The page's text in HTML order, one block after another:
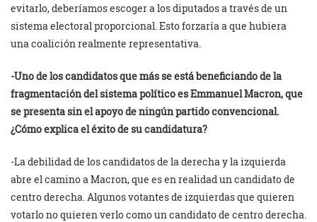
evitarlo, deberíamos escoger a los diputados a través de un
sistema electoral proporcional. Esto forzaría a que hubiera
una coalición realmente representativa.
-Uno de los candidatos que más se está beneficiando de la
fragmentación del sistema político es Emmanuel Macron, que
se presenta sin el apoyo de ningún partido convencional.
¿Cómo explica el éxito de su candidatura?
-La debilidad de los candidatos de la derecha y la izquierda
abre el camino a Macron, que es en realidad un candidato de
centro derecha. Algunos votantes de izquierdas que quieren
votarlo no quieren verlo como un candidato de centro derecha.